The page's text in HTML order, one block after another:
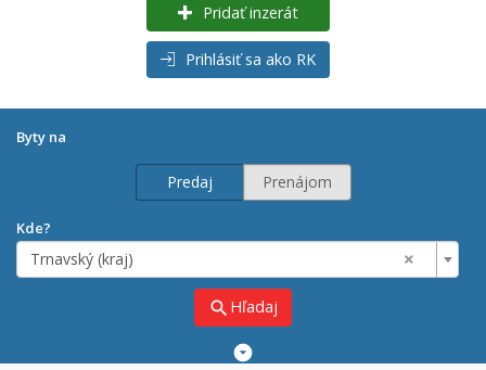
Pridať inzerát
Prihlásiť sa ako RK
Byty na
Predaj Prenájom
Kde?
×
Trnavský (kraj)
search Hľadaj